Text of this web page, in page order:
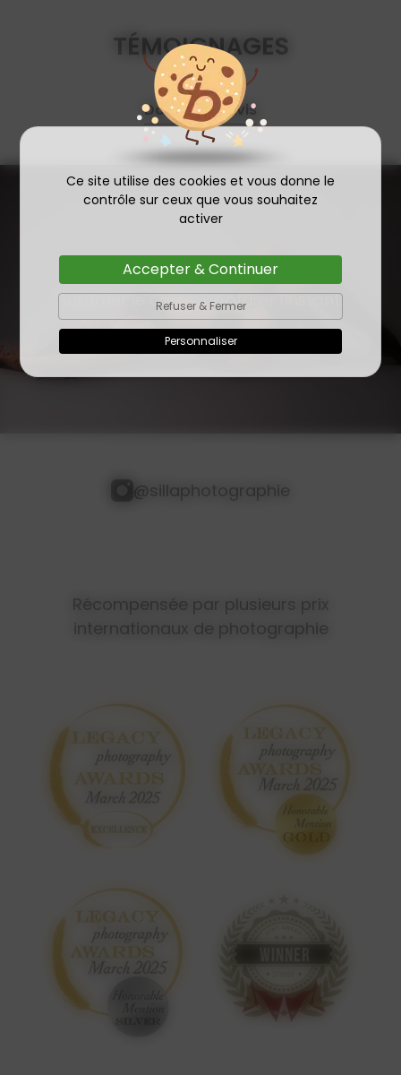
Ce site utilise des cookies et vous donne le
contrôle sur ceux que vous souhaitez
activer
Accepter & Continuer
Refuser & Fermer
Personnaliser
TÉMOIGNAGES
Donner un avis
Sublimer le corps, capturer l'instant.
@sillaphotographie
Récompensée par plusieurs prix
internationaux de photographie